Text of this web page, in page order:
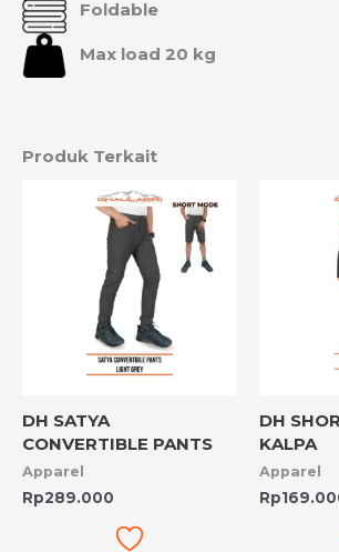
Foldable
Max load 20 kg
Produk Terkait
DH SATYA
CONVERTIBLE PANTS
Apparel
Rp289.000
DH
KALPA
Apparel
Rp